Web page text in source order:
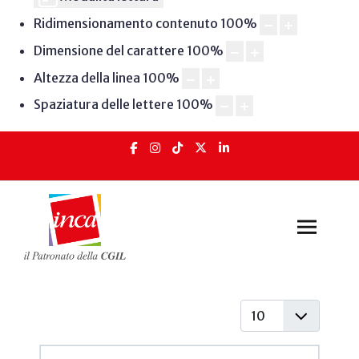
Ridimensionamento contenuto 100%
Dimensione del carattere 100%
Altezza della linea 100%
Spaziatura delle lettere 100%
Visualizza #